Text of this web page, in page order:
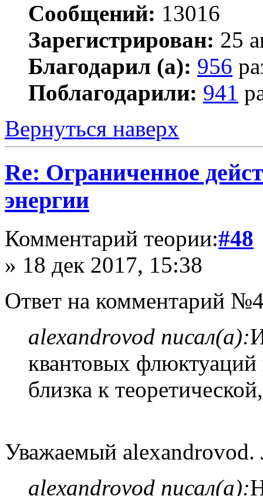
Сообщений: 13016
Зарегистрирован: 25
Благодарил (а): 956
Поблагодарили: 941
Вернуться наверх
Re: Ограниченное
энергии
Комментарий теории:#48
» 18 дек 2017, 15:38
Ответ на комментарий
alexandrovod писал(а):
квантовых
близка к
Уважаемый alexandrovod.
alexandrovod писал(а):